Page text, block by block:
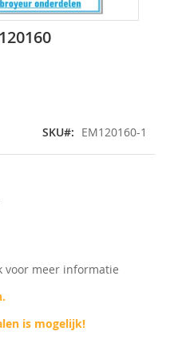
SKU EM120160-1
voor meer informatie
is mogelijk!